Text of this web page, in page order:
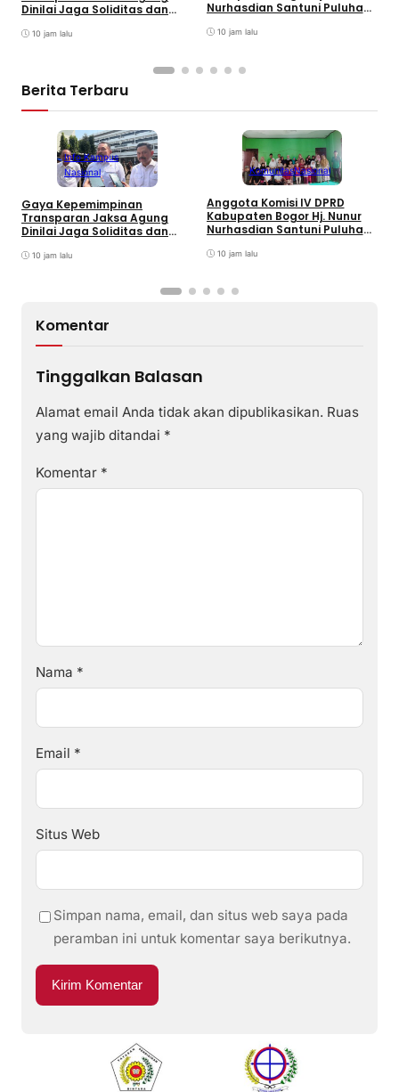
Dinilai Jaga Soliditas dan
Adhyaksa
10 jam lalu
Nurhasdian Santuni Puluhan
10 jam lalu
Berita Terbaru
Info Kampus
Nasional
Gaya Kepemimpinan
Transparan Jaksa Agung
Dinilai Jaga Soliditas dan
Adhyaksa
10 jam lalu
KomunitasNasional
Anggota Komisi IV DPRD
Kabupaten Bogor Hj. Nunur
Nurhasdian Santuni Puluhan
10 jam lalu
Komentar
Tinggalkan Balasan
Alamat email Anda tidak akan dipublikasikan. Ruas
yang wajib ditandai *
Komentar *
Nama *
Email *
Situs Web
Simpan nama, email, dan situs web saya pada
peramban ini untuk komentar saya berikutnya.